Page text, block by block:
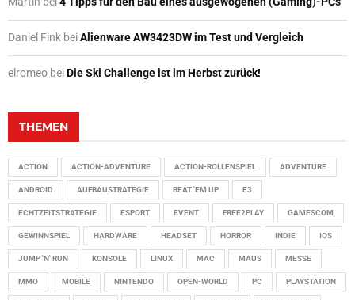
Daniel Fink beiAlienware AW3423DW im Test und Vergleich
elromeo beiDie Ski Challenge ist im Herbst zurück!
THEMEN
ACTION ACTION-ADVENTURE ACTION-ROLLENSPIEL ADVENTURE
ANDROID AUFBAUSTRATEGIE BEAT 'EM UP E3
ECHTZEITSTRATEGIE ESPORT EVENT FREE2PLAY GAMESCOM
GEWINNSPIEL HARDWARE HEADSET HORROR INDIE IOS
JUMP 'N' RUN KONSOLE LINUX MAC MAUS MESSE
MMO MOBILE NINTENDO OPEN-WORLD PC PLAYSTATION